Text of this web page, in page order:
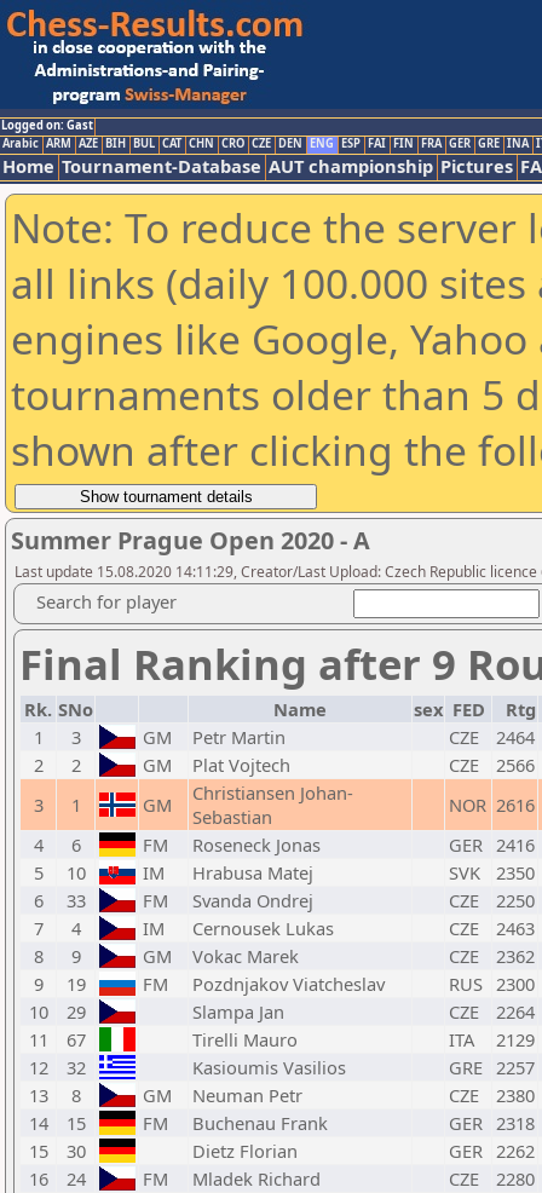
Logged on: Gast
Arabic ARM AZE BIH BUL CAT CHN CRO CZE DEN ENG ESP FAI FIN FRA GER GRE INA
Home Tournament-Database AUT championship Pictures
Note: To reduce the
all links (daily 100.000
engines like Google,
tournaments older than 5
shown after clicking the
Summer Prague Open 2020 - A
Last update 15.08.2020 14:11:29, Creator/Last Upload: Czech Republic licence
Search for player
Final Ranking after 9
Rk. SNo Name sex FED
Rtg
1
3 GM Petr Martin CZE
2464
2
2 GM Plat Vojtech CZE
2566
3
1 GM
Christiansen Johan-
Sebastian
NOR 2616
4
6 FM Roseneck Jonas GER 2416
5
10 IM Hrabusa Matej SVK
2350
6
33 FM Svanda Ondrej CZE
2250
7
4 IM Cernousek Lukas CZE
2463
8
9 GM Vokac Marek CZE
2362
9
19 FM Pozdnjakov Viatcheslav RUS 2300
10
29 Slampa Jan CZE
2264
11
67 Tirelli Mauro ITA
2129
12
32 Kasioumis Vasilios GRE 2257
13
8 GM Neuman Petr CZE
2380
14
15 FM Buchenau Frank GER 2318
15
30 Dietz Florian GER 2262
16
24 FM Mladek Richard CZE
2280